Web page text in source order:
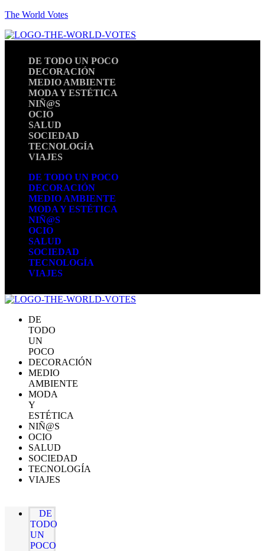
The World Votes
DE TODO UN POCO
DECORACIÓN
MEDIO AMBIENTE
MODA Y ESTÉTICA
NIÑ@S
OCIO
SALUD
SOCIEDAD
TECNOLOGÍA
VIAJES
DE TODO UN POCO
DECORACIÓN
MEDIO AMBIENTE
MODA Y ESTÉTICA
NIÑ@S
OCIO
SALUD
SOCIEDAD
TECNOLOGÍA
VIAJES
DE
TODO
UN
POCO
DECORACIÓN
MEDIO
AMBIENTE
MODA
Y
ESTÉTICA
NIÑ@S
OCIO
SALUD
SOCIEDAD
TECNOLOGÍA
VIAJES
DE
TODO
UN
POCO